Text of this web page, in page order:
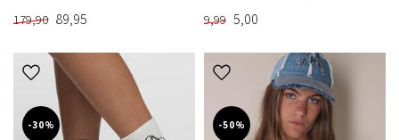
179,90 89,95 9,99 5,00
-30% -50%